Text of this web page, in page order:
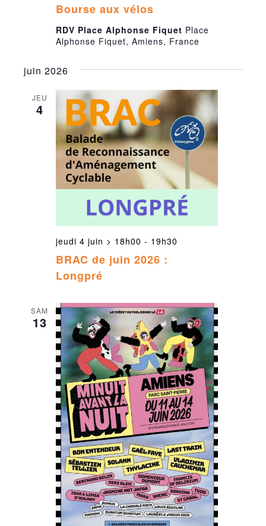
Bourse aux vélos
RDV Place Alphonse Fiquet Place
Alphonse Fiquet, Amiens, France
juin 2026
JEU
4
BRAC de juin 2026 :
Longpré
jeudi 4 juin > 18h00 - 19h30
SAM
13